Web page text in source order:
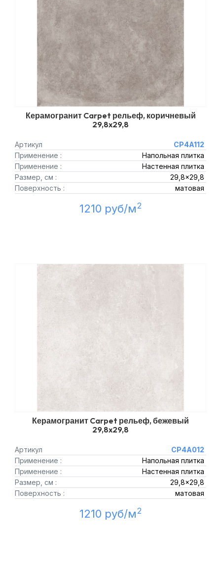
Керамогранит Carpet рельеф, коричневый
29,8x29,8
Артикул
CP4A112
Применение :
Напольная плитка
Применение :
Настенная плитка
Размер, см :
29,8x29,8
Поверхность :
матовая
1210 руб/м2
Керамогранит Carpet рельеф, бежевый
29,8x29,8
Артикул
CP4A012
Применение :
Напольная плитка
Применение :
Настенная плитка
Размер, см :
29,8x29,8
Поверхность :
матовая
1210 руб/м2